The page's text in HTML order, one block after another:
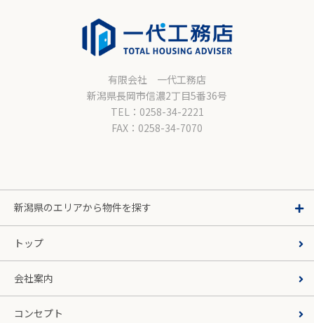
有限会社 一代工務店
新潟県長岡市信濃2丁目5番36号
TEL：0258-34-2221
FAX：0258-34-7070
新潟県のエリアから物件を探す
トップ
会社案内
コンセプト